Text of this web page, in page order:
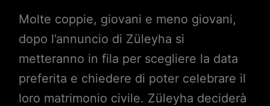
Molte coppie, giovani e meno giovani,
dopo l’annuncio di Züleyha si
metteranno in fila per scegliere la data
preferita e chiedere di poter celebrare il
loro matrimonio civile. Züleyha deciderà